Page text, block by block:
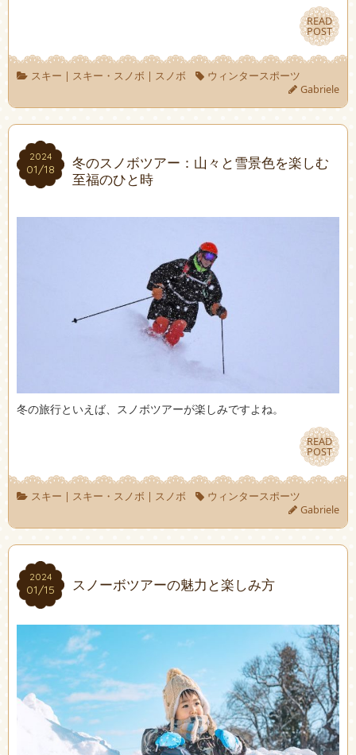
READ
POST
READ
POST
スキー | スキー・スノボ | スノボ
ウィンタースポーツ
Gabriele
2024
01/18
2024
01/18
冬のスノボツアー：山々と雪景色を楽しむ
至福のひと時
冬の旅行といえば、スノボツアーが楽しみですよね。
READ
POST
READ
POST
スキー | スキー・スノボ | スノボ
ウィンタースポーツ
Gabriele
2024
01/15
2024
01/15 スノーボツアーの魅力と楽しみ方